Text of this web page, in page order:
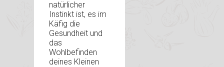
natürlicher
Instinkt ist, es im
Käfig die
Gesundheit und
das
Wohlbefinden
deines Kleinen